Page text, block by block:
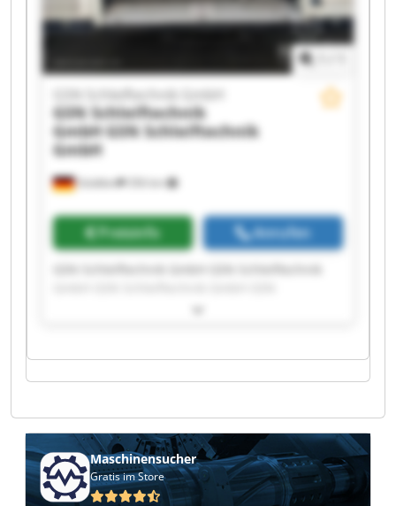
Stödtlen 356 km
GSN Schleiftechnik GmbH
GSN Schleiftechnik
GmbHGSN Schleiftechnik
GmbH
Preisinfo Anrufen
Schleiftechnik GmbH GSN Schleiftechnik GmbH
Schleiftechnik GmbH GSN Schleiftechnik GmbH
GSN Schleiftechnik GmbH GSN Schleiftechnik
Schleiftechnik GmbH GSN Schleiftechnik GmbH
GSN Schleiftechnik GmbH GSN Schleiftechnik
GmbH GSN Schleiftechnik GmbH GSN
Schleiftechnik GmbH GSN Schleiftechnik GmbH
Maschinensucher
Gratis im Store